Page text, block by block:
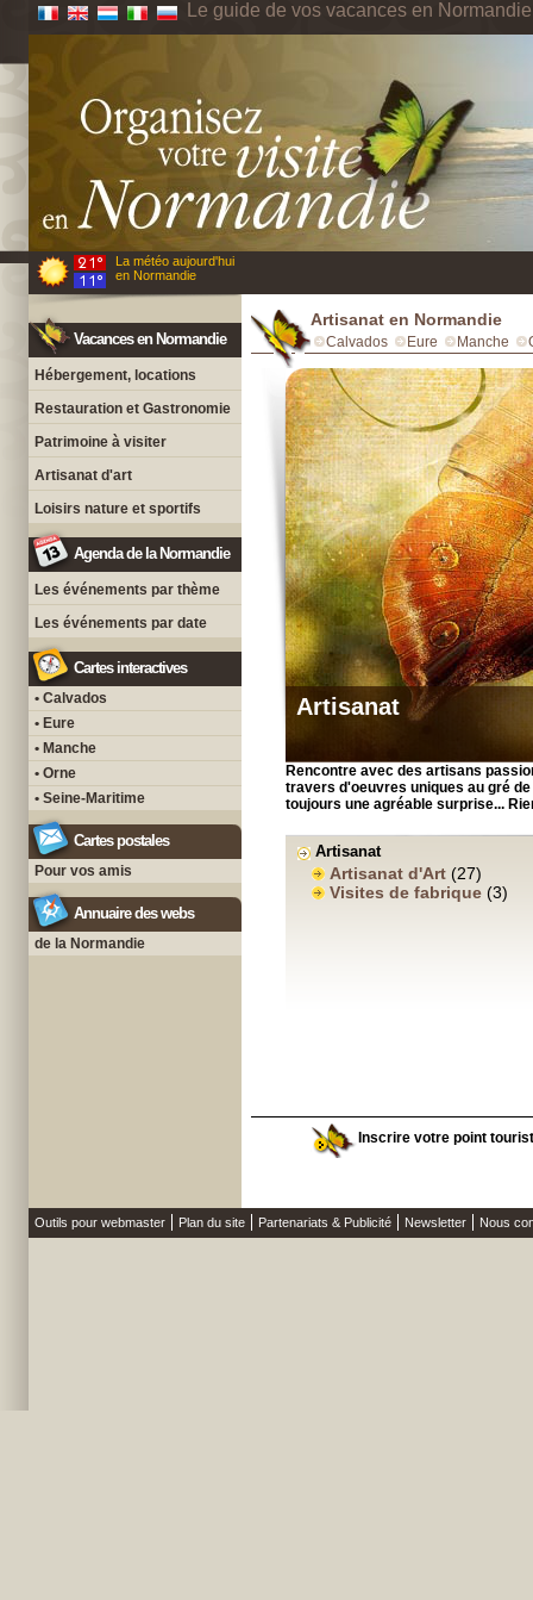
Le guide de vos vacances en Normandie
La météo aujourd'hui
en Normandie
Vacances en Normandie
Hébergement, locations
Restauration et Gastronomie
Patrimoine à visiter
Artisanat d'art
Loisirs nature et sportifs
Agenda de la Normandie
Les événements par thème
Les événements par date
Cartes interactives
• Calvados
• Eure
• Manche
• Orne
• Seine-Maritime
Cartes postales
Pour vos amis
Annuaire des webs
de la Normandie
Artisanat en Normandie
Calvados Eure Manche
Artisanat
Rencontre avec des artisans
travers d'oeuvres uniques au gré
toujours une agréable surprise...
Artisanat
Artisanat d'Art (27)
Visites de fabrique (3)
Inscrire votre point
Outils pour webmaster Plan du site Partenariats & Publicité Newsletter Nous